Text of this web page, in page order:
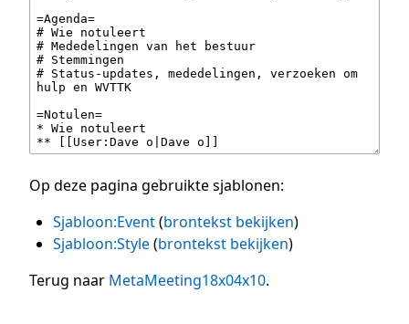
Op deze pagina gebruikte sjablonen:
Sjabloon:Event(brontekst bekijken)
Sjabloon:Style(brontekst bekijken)
Terug naar MetaMeeting18x04x10.